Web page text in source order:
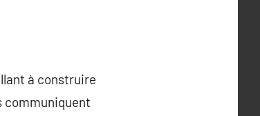
à construire
communiquent